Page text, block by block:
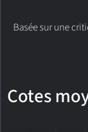
Basée sur une
Cotes